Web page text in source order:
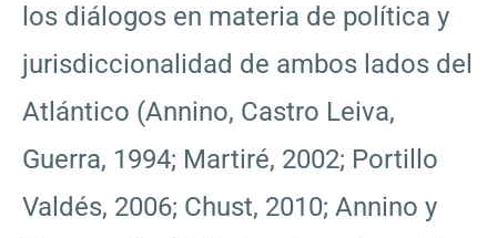
los diálogos en materia de política y
jurisdiccionalidad de ambos lados del
Atlántico (Annino, Castro Leiva,
Guerra, 1994; Martiré, 2002; Portillo
Valdés, 2006; Chust, 2010; Annino y